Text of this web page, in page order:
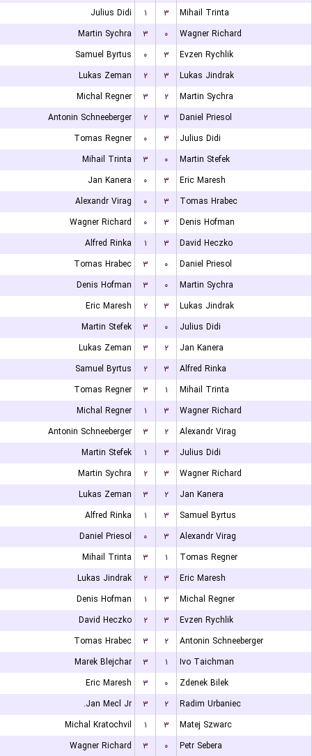
Julius Didi ۱ ۳
Mihail Trinta
Martin Sychra
۳ ۰
Wagner Richard
Samuel Byrtus
۰ ۳
Evzen Rychlik
Lukas Zeman
۲ ۳
Lukas Jindrak
Michal Regner
۳ ۲
Martin Sychra
Antonin Schneeberger
۲ ۳
Daniel Priesol
Tomas Regner
۰ ۳
Julius Didi
Mihail Trinta
۳ ۰
Martin Stefek
Jan Kanera
۰ ۳
Eric Maresh
Alexandr Virag
۰ ۳
Tomas Hrabec
Wagner Richard
۰ ۳
Denis Hofman
Alfred Rinka
۱ ۳
David Heczko
Tomas Hrabec
۳ ۰
Daniel Priesol
Denis Hofman
۳ ۰
Martin Sychra
Eric Maresh
۲ ۳
Lukas Jindrak
Martin Stefek
۳ ۰
Julius Didi
Lukas Zeman
۳ ۲
Jan Kanera
Samuel Byrtus
۲ ۳
Alfred Rinka
Tomas Regner
۳ ۱
Mihail Trinta
Michal Regner
۱ ۳
Wagner Richard
Antonin Schneeberger
۳ ۲
Alexandr Virag
Martin Stefek
۱ ۳
Julius Didi
Martin Sychra
۲ ۳
Wagner Richard
Lukas Zeman
۳ ۲
Jan Kanera
Alfred Rinka
۱ ۳
Samuel Byrtus
Daniel Priesol
۰ ۳
Alexandr Virag
Mihail Trinta
۳ ۱
Tomas Regner
Lukas Jindrak
۲ ۳
Eric Maresh
Denis Hofman
۱ ۳
Michal Regner
David Heczko
۲ ۳
Evzen Rychlik
Tomas Hrabec
۳ ۲
Antonin Schneeberger
Marek Blejchar
۳ ۱
Ivo Taichman
Eric Maresh
۳ ۰
Zdenek Bilek
Jan Mecl Jr.
۳ ۲
Radim Urbaniec
Michal Kratochvil
۱ ۳
Matej Szwarc
Wagner Richard
۳ ۰
Petr Sebera